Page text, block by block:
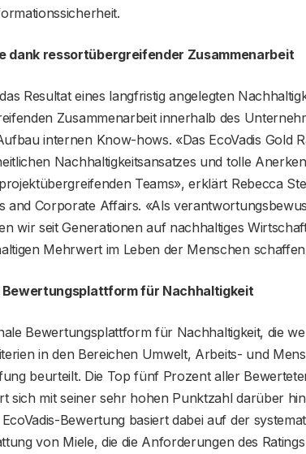
dank ressortübergreifender Zusammenarbeit
Resultat eines langfristig angelegten
Zusammenarbeit innerhalb des
internen Know-hows. «Das EcoVadis Gold
Nachhaltigkeitsansatzes und tolle
Teams», erklärt Rebecca
and Corporate Affairs. «Als
wir seit Generationen auf nachhaltiges
Mehrwert im Leben der Menschen
Bewertungsplattform für Nachhaltigkeit
Bewertungsplattform für Nachhaltigkeit, die
in den Bereichen Umwelt, Arbeits- und
beurteilt. Die Top fünf Prozent aller
sich mit seiner sehr hohen Punktzahl darüber
Bewertung basiert dabei auf der
von Miele, die die Anforderungen des